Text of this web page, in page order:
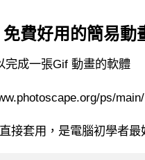
費好用的簡易動
完成一張Gif 動畫的軟體
ps/main/
接套用，是電腦初學者最